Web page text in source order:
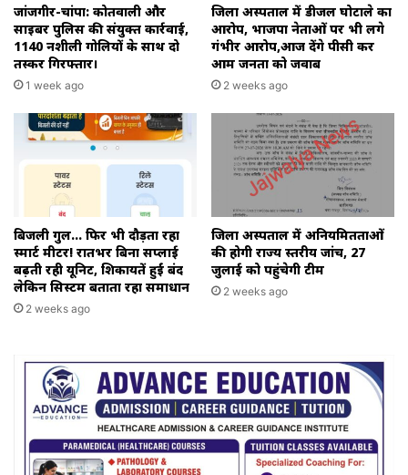
जांजगीर-चांपा: कोतवाली और
साइबर पुलिस की संयुक्त कार्रवाई,
1140 नशीली गोलियों के साथ दो
तस्कर गिरफ्तार।
1 week ago
जिला अस्पताल में डीजल घोटाले का
आरोप, भाजपा नेताओं पर भी लगे
गंभीर आरोप,आज देंगे पीसी कर
आम जनता को जवाब
2 weeks ago
बिजली गुल… फिर भी दौड़ता रहा
स्मार्ट मीटर! रातभर बिना सप्लाई
बढ़ती रही यूनिट, शिकायतें हुईं बंद
लेकिन सिस्टम बताता रहा समाधान
2 weeks ago
जिला अस्पताल में अनियमितताओं
की होगी राज्य स्तरीय जांच, 27
जुलाई को पहुंचेगी टीम
2 weeks ago